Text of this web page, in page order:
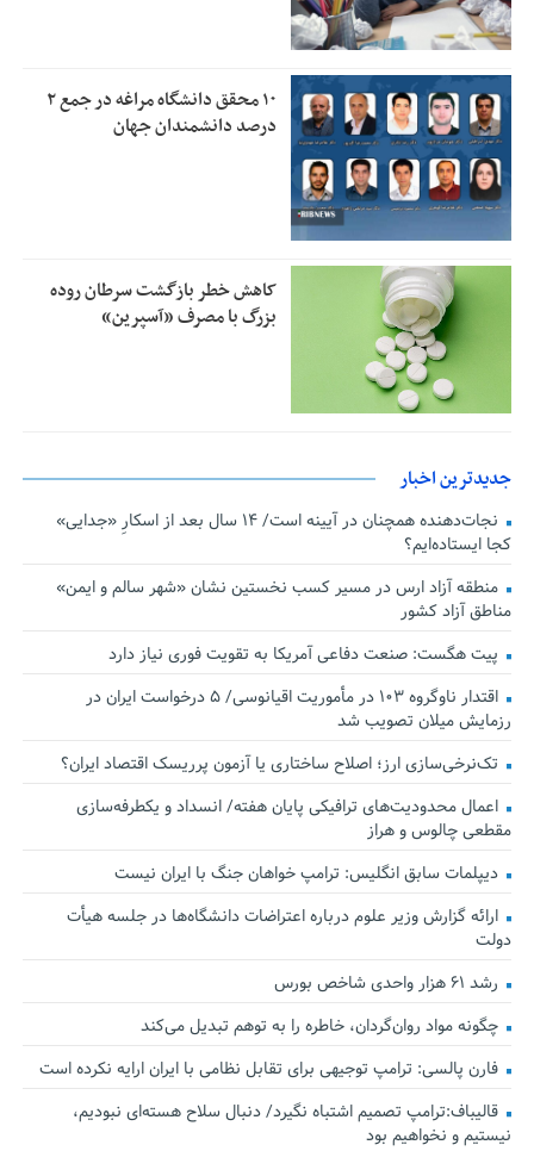
۱۰ محقق دانشگاه مراغه در جمع ۲
درصد دانشمندان جهان
کاهش خطر بازگشت سرطان روده
بزرگ با مصرف «آسپرین»
جدیدترین اخبار
نجات‌دهنده‌ همچنان در آیینه است/ ۱۴ سال بعد از اسکارِ «جدایی»
کجا ایستاده‌ایم؟
منطقه آزاد ارس در مسیر کسب نخستین نشان «شهر سالم و ایمن»
مناطق آزاد کشور
پیت هگست: صنعت دفاعی آمریکا به تقویت فوری نیاز دارد
اقتدار ناوگروه ۱۰۳ در مأموریت‌ اقیانوسی/ ۵ درخواست ایران در
رزمایش میلان تصویب شد
تک‌نرخی‌سازی ارز؛ اصلاح ساختاری یا آزمون پرریسک اقتصاد ایران؟
اعمال محدودیت‌های ترافیکی پایان هفته/ انسداد و یکطرفه‌سازی
مقطعی چالوس و هراز
دیپلمات سابق انگلیس:‌ ترامپ خواهان جنگ با ایران نیست
ارائه گزارش وزیر علوم درباره اعتراضات دانشگاه‌ها در جلسه هیأت
دولت
رشد ۶۱ هزار واحدی شاخص بورس
چگونه مواد روان‌گردان، خاطره را به توهم تبدیل می‌کند
فارن پالسی: ترامپ توجیهی برای تقابل نظامی با ایران ارایه نکرده است
قالیباف:ترامپ تصمیم اشتباه نگیرد/ دنبال سلاح هسته‌ای نبودیم،
نیستیم و نخواهیم بود